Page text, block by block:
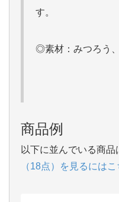
す。
◎素材：みつろう
商品例
以下に並んでいる商品
（18点）を見るにはこ